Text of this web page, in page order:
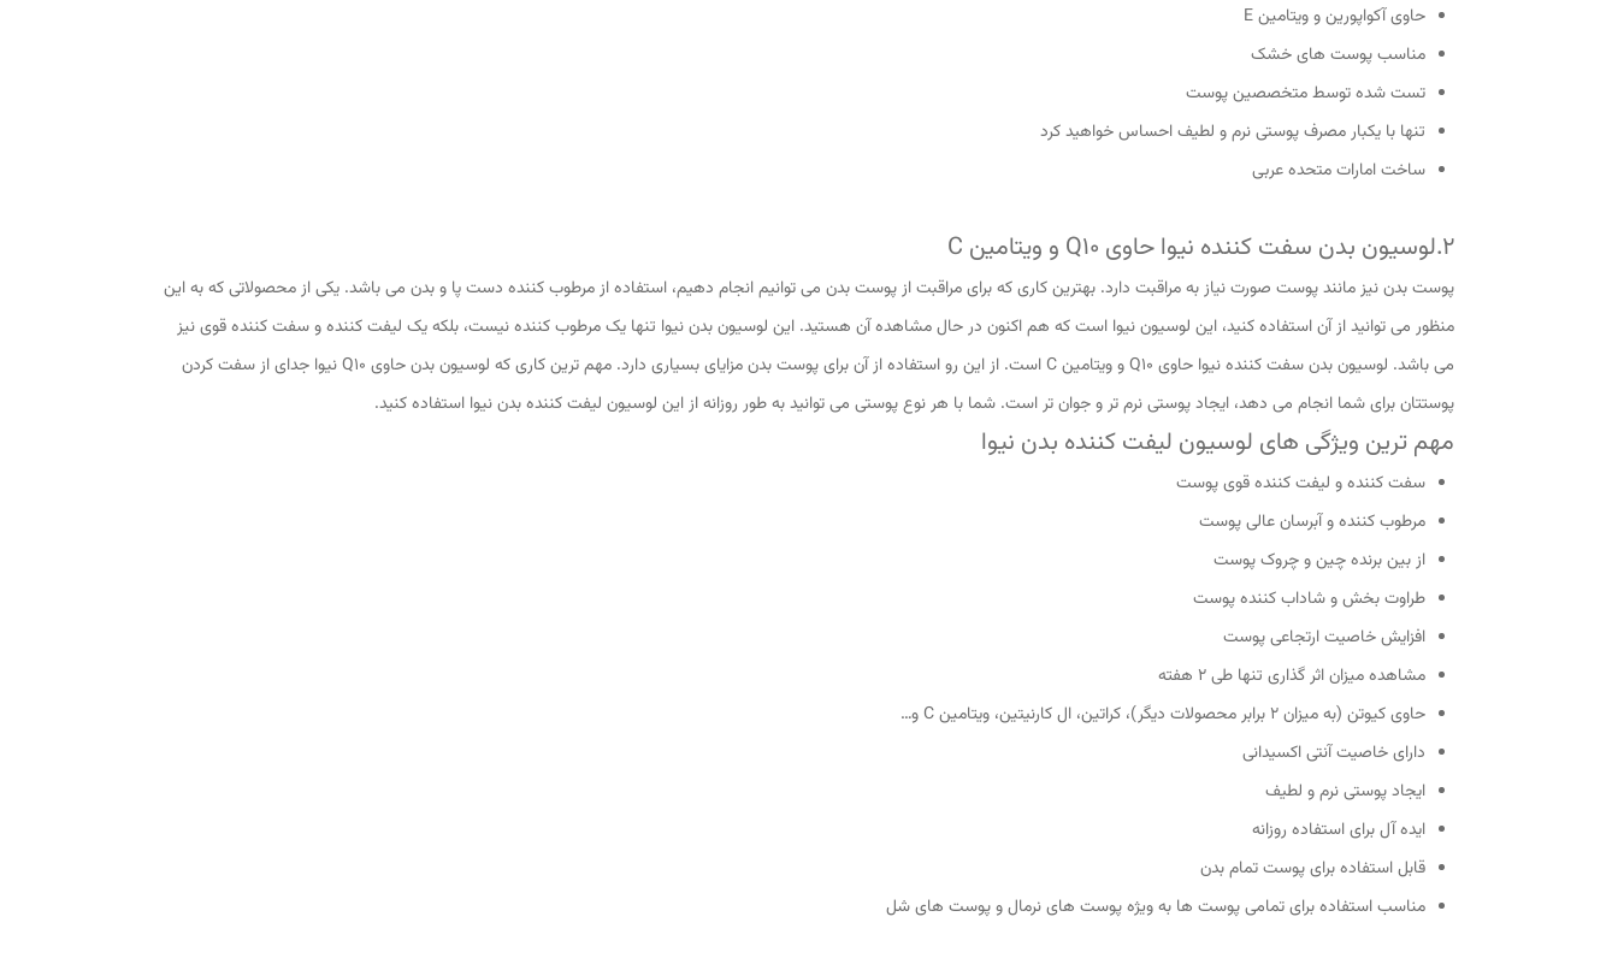
حاوی آکواپورین و ویتامین E
مناسب پوست های خشک
تست شده توسط متخصصین پوست
تنها با یکبار مصرف پوستی نرم و لطیف احساس خواهید کرد
ساخت امارات متحده عربی
2.لوسیون بدن سفت کننده نیوا حاوی Q10 و ویتامین C
پوست بدن نیز مانند پوست صورت نیاز به مراقبت دارد. بهترین کاری که برای مراقبت از پوست بدن می توانیم انجام دهیم، استفاده از مرطوب کننده دست پا و بدن می باشد. یکی از محصولاتی که به این
منظور می توانید از آن استفاده کنید، این لوسیون نیوا است که هم اکنون در حال مشاهده آن هستید. این لوسیون بدن نیوا تنها یک مرطوب کننده نیست، بلکه یک لیفت کننده و سفت کننده قوی نیز
می باشد. لوسیون بدن سفت کننده نیوا حاوی Q10 و ویتامین C است. از این رو استفاده از آن برای پوست بدن مزایای بسیاری دارد. مهم ترین کاری که لوسیون بدن حاوی Q10 نیوا جدای از سفت کردن
پوستتان برای شما انجام می دهد، ایجاد پوستی نرم تر و جوان تر است. شما با هر نوع پوستی می توانید به طور روزانه از این لوسیون لیفت کننده بدن نیوا استفاده کنید.
مهم ترین ویژگی های لوسیون لیفت کننده بدن نیوا
سفت کننده و لیفت کننده قوی پوست
مرطوب کننده و آبرسان عالی پوست
از بین برنده چین و چروک پوست
طراوت بخش و شاداب کننده پوست
افزایش خاصیت ارتجاعی پوست
مشاهده میزان اثر گذاری تنها طی 2 هفته
حاوی کیوتن (به میزان 2 برابر محصولات دیگر)، کراتین، ال کارنیتین، ویتامین C و…
دارای خاصیت آنتی اکسیدانی
ایجاد پوستی نرم و لطیف
ایده آل برای استفاده روزانه
قابل استفاده برای پوست تمام بدن
مناسب استفاده برای تمامی پوست ها به ویژه پوست های نرمال و پوست های شل